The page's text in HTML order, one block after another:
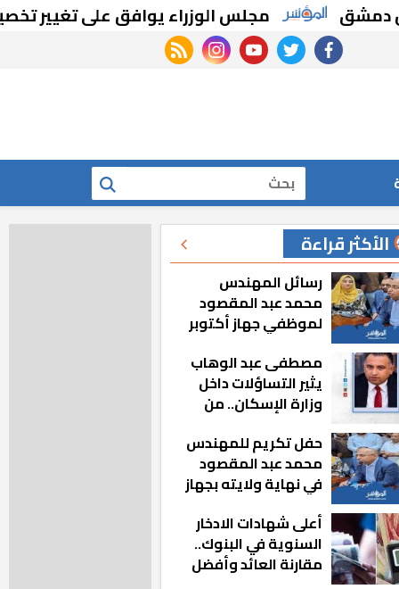
مجلس الوزراء يوافق على تغيير تخصيص
facebook
twitter
youtube
instagram
rss feed
بحث
الأكثر قراءة
رسائل المهندس
محمد عبد المقصود
لموظفي جهاز أكتوبر
مشيت والمدينة
رجعت للخلف»
مصطفى عبد الوهاب
يثير التساؤلات داخل
وزارة الإسكان.. من
المناصب؟
حفل تكريم للمهندس
محمد عبد المقصود
في نهاية ولايته بجهاز
أعلى شهادات الادخار
السنوية في البنوك..
مقارنة العائد وأفضل